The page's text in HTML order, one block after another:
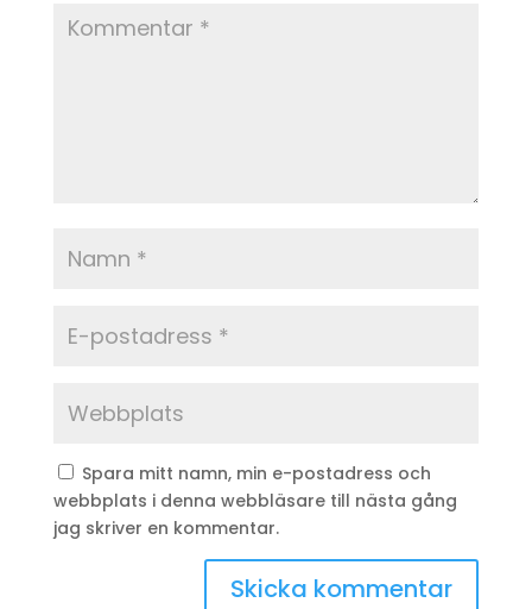
Spara mitt namn, min e-postadress och
webbplats i denna webbläsare till nästa gång
jag skriver en kommentar.